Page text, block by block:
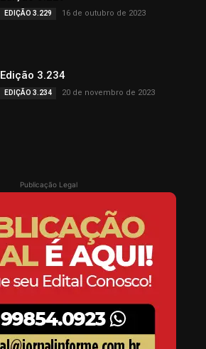
EDIÇÃO 3.229 16 de outubro de 2023
Edição 3.234
EDIÇÃO 3.234 20 de novembro de 2023
Publicação Legal